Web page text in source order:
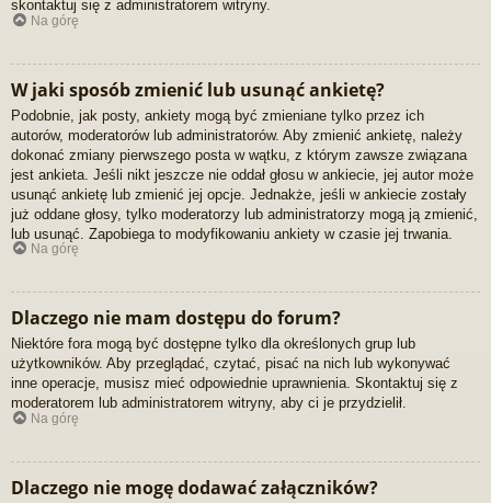
skontaktuj się z administratorem witryny.
Na górę
W jaki sposób zmienić lub usunąć ankietę?
Podobnie, jak posty, ankiety mogą być zmieniane tylko przez ich
autorów, moderatorów lub administratorów. Aby zmienić ankietę, należy
dokonać zmiany pierwszego posta w wątku, z którym zawsze związana
jest ankieta. Jeśli nikt jeszcze nie oddał głosu w ankiecie, jej autor może
usunąć ankietę lub zmienić jej opcje. Jednakże, jeśli w ankiecie zostały
już oddane głosy, tylko moderatorzy lub administratorzy mogą ją zmienić,
lub usunąć. Zapobiega to modyfikowaniu ankiety w czasie jej trwania.
Na górę
Dlaczego nie mam dostępu do forum?
Niektóre fora mogą być dostępne tylko dla określonych grup lub
użytkowników. Aby przeglądać, czytać, pisać na nich lub wykonywać
inne operacje, musisz mieć odpowiednie uprawnienia. Skontaktuj się z
moderatorem lub administratorem witryny, aby ci je przydzielił.
Na górę
Dlaczego nie mogę dodawać załączników?